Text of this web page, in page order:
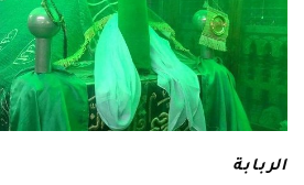
الربابة